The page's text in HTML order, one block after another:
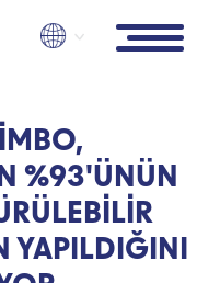
%93'ÜNÜN
YAPILDIĞINI